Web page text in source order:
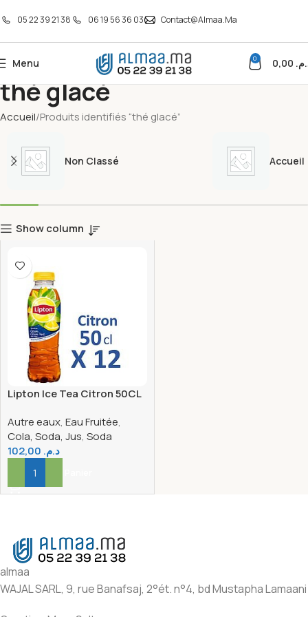
05 22 39 21 38 06 19 56 36 03 Contact@almaa.ma
Menu 0
thé glacé
Accueil Produits identifiés “thé glacé”
Non Classé Accueil
Show column
Lipton Ice Tea Citron 50CL
Autre eaux, Eau Fruitée,
Cola, Soda, Jus, Soda
د.م.
Ajouter Au Panier
almaa
WAJAL SARL, 9, rue Banafsaj, 2°ét. n°4, bd Mustapha Lamaani